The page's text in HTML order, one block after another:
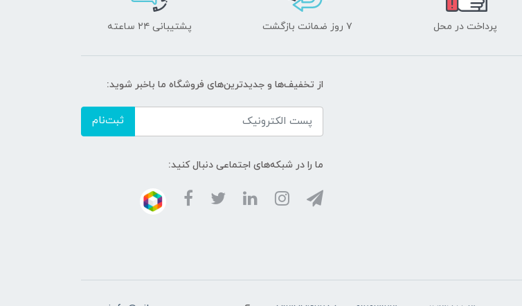
پرداخت در محل ۷ روز ضمانت بازگشت پشتیبانی ۲۴ ساعته
از تخفیف‌ها و جدیدترین‌های فروشگاه ما باخبر شوید:
ثبت‌نام
ما را در شبکه‌های اجتماعی دنبال کنید: